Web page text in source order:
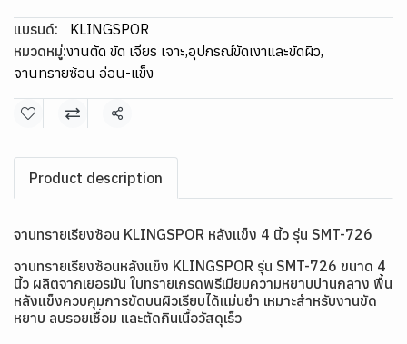
แบรนด์:
KLINGSPOR
หมวดหมู่:งานตัด ขัด เจียร เจาะ,อุปกรณ์ขัดเงาและขัดผิว,
จานทรายซ้อน อ่อน-แข็ง
แชร์
Product description
จานทรายเรียงซ้อน KLINGSPOR หลังแข็ง 4 นิ้ว รุ่น SMT-726
จานทรายเรียงซ้อนหลังแข็ง KLINGSPOR รุ่น SMT-726 ขนาด 4
นิ้ว ผลิตจากเยอรมัน ใบทรายเกรดพรีเมียมความหยาบปานกลาง พื้น
หลังแข็งควบคุมการขัดบนผิวเรียบได้แม่นยำ เหมาะสำหรับงานขัด
หยาบ ลบรอยเชื่อม และตัดกินเนื้อวัสดุเร็ว